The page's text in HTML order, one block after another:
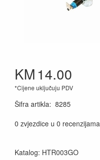
KM14.00
*Cijene uključuju PDV
Šifra artikla: 8285
0 zvjezdice u 0 recenzijama
Katalog: HTR003GO